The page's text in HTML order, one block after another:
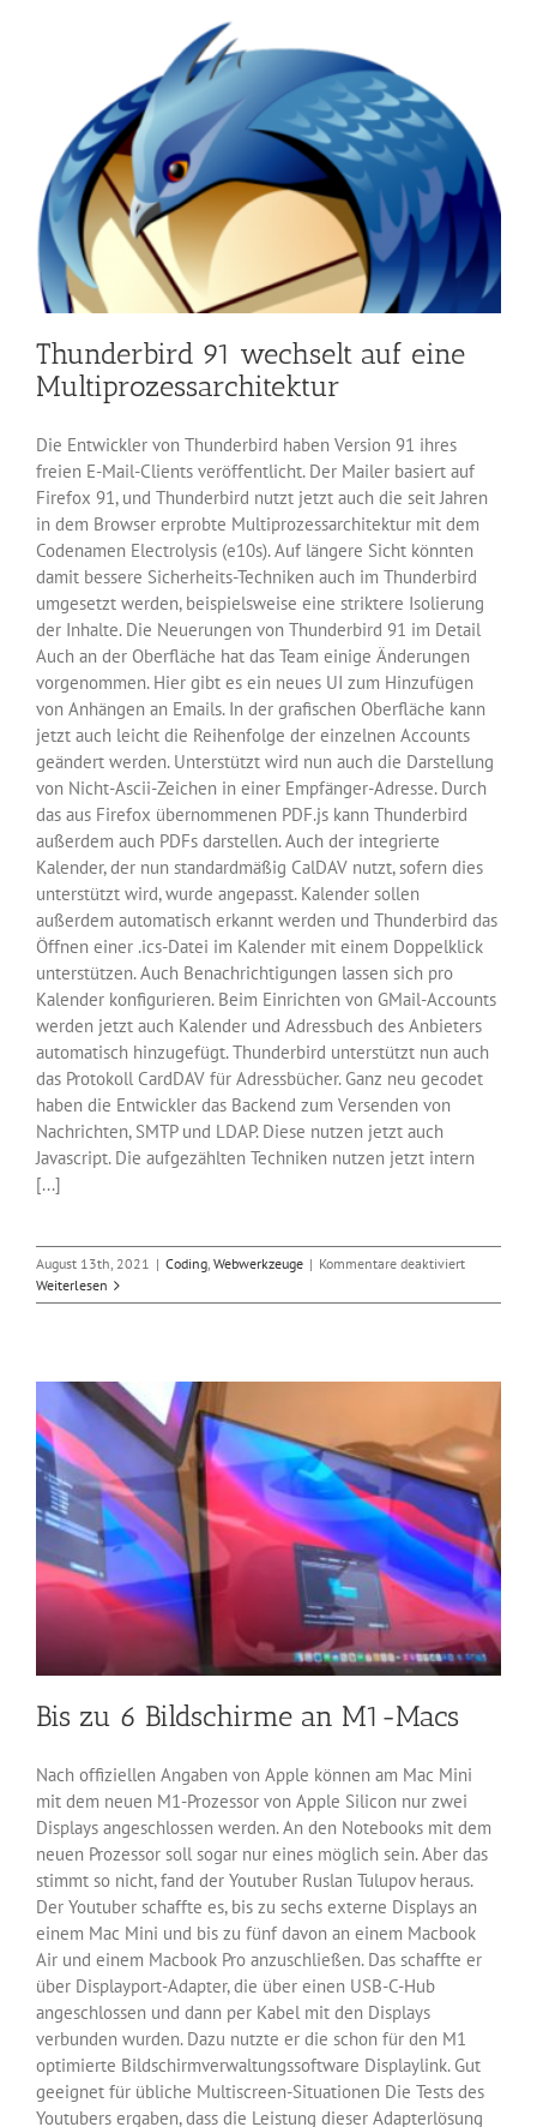
Software
Blender
Thunderbird 91 wechselt auf eine
Multiprozessarchitektur
Die Entwickler von Thunderbird haben Version 91 ihres
freien E-Mail-Clients veröffentlicht. Der Mailer basiert auf
Firefox 91, und Thunderbird nutzt jetzt auch die seit Jahren
in dem Browser erprobte Multiprozessarchitektur mit dem
Codenamen Electrolysis (e10s). Auf längere Sicht könnten
damit bessere Sicherheits-Techniken auch im Thunderbird
umgesetzt werden, beispielsweise eine striktere Isolierung
der Inhalte. Die Neuerungen von Thunderbird 91 im Detail
Auch an der Oberfläche hat das Team einige Änderungen
vorgenommen. Hier gibt es ein neues UI zum Hinzufügen
von Anhängen an Emails. In der grafischen Oberfläche kann
jetzt auch leicht die Reihenfolge der einzelnen Accounts
geändert werden. Unterstützt wird nun auch die Darstellung
von Nicht-Ascii-Zeichen in einer Empfänger-Adresse. Durch
das aus Firefox übernommenen PDF.js kann Thunderbird
außerdem auch PDFs darstellen. Auch der integrierte
Kalender, der nun standardmäßig CalDAV nutzt, sofern dies
unterstützt wird, wurde angepasst. Kalender sollen
außerdem automatisch erkannt werden und Thunderbird das
Öffnen einer .ics-Datei im Kalender mit einem Doppelklick
unterstützen. Auch Benachrichtigungen lassen sich pro
Kalender konfigurieren. Beim Einrichten von GMail-Accounts
werden jetzt auch Kalender und Adressbuch des Anbieters
automatisch hinzugefügt. Thunderbird unterstützt nun auch
das Protokoll CardDAV für Adressbücher. Ganz neu gecodet
haben die Entwickler das Backend zum Versenden von
Nachrichten, SMTP und LDAP. Diese nutzen jetzt auch
Javascript. Die aufgezählten Techniken nutzen jetzt intern
[...]
August 13th, 2021 | Coding, Webwerkzeuge | Kommentare deaktiviertfür
91
Weiterlesen
Bis zu 6 Bildschirme an M1-Macs
Nach offiziellen Angaben von Apple können am Mac Mini
mit dem neuen M1-Prozessor von Apple Silicon nur zwei
Displays angeschlossen werden. An den Notebooks mit dem
neuen Prozessor soll sogar nur eines möglich sein. Aber das
stimmt so nicht, fand der Youtuber Ruslan Tulupov heraus.
Der Youtuber schaffte es, bis zu sechs externe Displays an
einem Mac Mini und bis zu fünf davon an einem Macbook
Air und einem Macbook Pro anzuschließen. Das schaffte er
über Displayport-Adapter, die über einen USB-C-Hub
angeschlossen und dann per Kabel mit den Displays
verbunden wurden. Dazu nutzte er die schon für den M1
optimierte Bildschirmverwaltungssoftware Displaylink. Gut
geeignet für übliche Multiscreen-Situationen Die Tests des
Youtubers ergaben, dass die Leistung dieser Adapterlösung